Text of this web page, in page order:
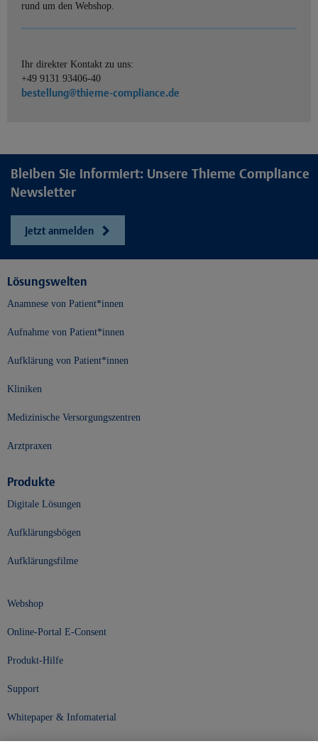
rund um den Webshop.
Ihr direkter Kontakt zu uns:
+49 9131 93406-40
bestellung@thieme-compliance.de
Bleiben Sie informiert: Unsere Thieme Compliance
Newsletter
Jetzt anmelden
Lösungswelten
Anamnese von Patient*innen
Aufnahme von Patient*innen
Aufklärung von Patient*innen
Kliniken
Medizinische Versorgungszentren
Arztpraxen
Produkte
Digitale Lösungen
Aufklärungsbögen
Aufklärungsfilme
Webshop
Online-Portal E-Consent
Produkt-Hilfe
Support
Whitepaper & Infomaterial